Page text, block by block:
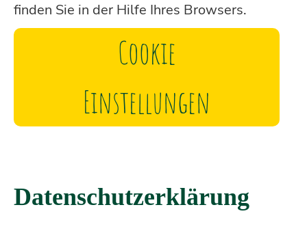
finden Sie in der Hilfe Ihres Browsers.
Cookie
Einstellungen
Datenschutzerklärung